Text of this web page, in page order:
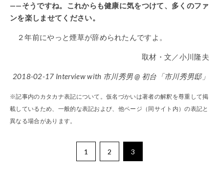
——そうですね。これからも健康に気をつけて、多くのファ
ンを楽しませてください。
２年前にやっと煙草が辞められたんですよ。
取材・文／小川隆夫
2018-02-17 Interview with 市川秀男 @ 初台「市川秀男邸」
※記事内のカタカナ表記について。仮名づかいは著者の解釈を尊重して掲
載しているため、一般的な表記および、他ページ（同サイト内）の表記と
異なる場合があります。
1 2 3